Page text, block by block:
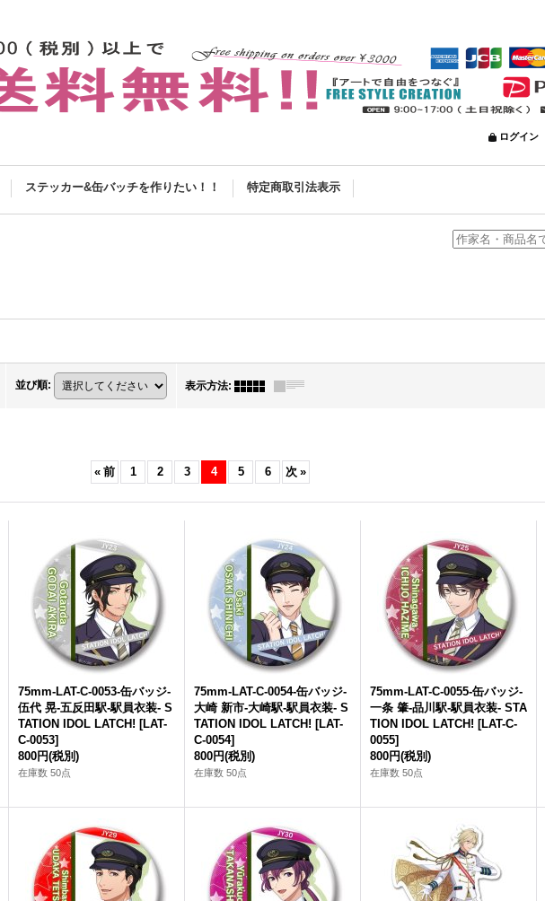
ログイン
ステッカー&缶バッチを作りたい！！ 特定商取引法表示
並び順: 表示方法:
« 前 1 2 3 4 5 6 次 »
75mm-LAT-C-0053-缶バッジ-
伍代 晃-五反田駅-駅員衣装- S
TATION IDOL LATCH! [LAT-
C-0053]
800円(税別)
在庫数 50点
75mm-LAT-C-0054-缶バッジ-
大崎 新市-大崎駅-駅員衣装- S
TATION IDOL LATCH! [LAT-
C-0054]
800円(税別)
在庫数 50点
75mm-LAT-C-0055-缶バッジ-
一条 肇-品川駅-駅員衣装- STA
TION IDOL LATCH! [LAT-C-
0055]
800円(税別)
在庫数 50点